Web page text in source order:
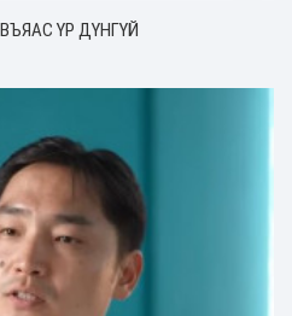
ҮР ДҮНГҮЙ